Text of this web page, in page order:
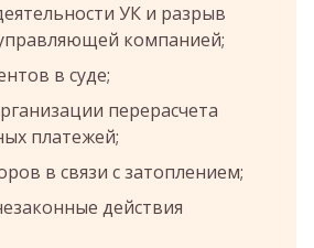
УК и разрыв
компанией;
в суде;
перерасчета
платежей;
в связи с затоплением;
действия